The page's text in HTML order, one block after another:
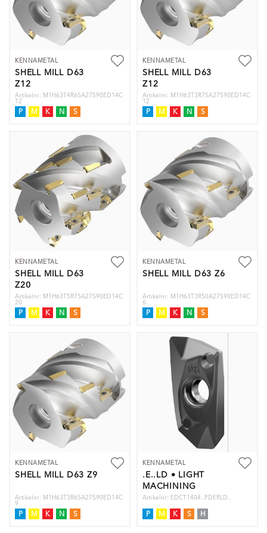
KENNAMETAL
SHELL MILL D63
Z12
Artikelnr: M1H63T4R65A27S90ED14C
12
P M K N S
KENNAMETAL
SHELL MILL D63
Z12
Artikelnr: M1H63T3R75A27S90ED14C
12
P M K N S
KENNAMETAL
SHELL MILL D63
Z20
Artikelnr: M1H63T5R75A27S90ED14C
20
P M K N S
KENNAMETAL
SHELL MILL D63 Z6
Artikelnr: M1H63T3R50A27S90ED14C
6
P M K N S
KENNAMETAL
SHELL MILL D63 Z9
Artikelnr: M1H63T3R65A27S90ED14C
9
P M K N S
KENNAMETAL
.E..LD • LIGHT
MACHINING
Artikelnr: EDCT1404..PDERLD..
P M K S H